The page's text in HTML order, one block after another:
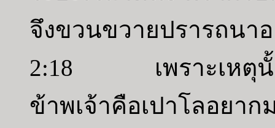
จึงขวนขวายปรารถนา
2:18 เพราะเหตุนั้น
ข้าพเจ้าคือเปาโลอย